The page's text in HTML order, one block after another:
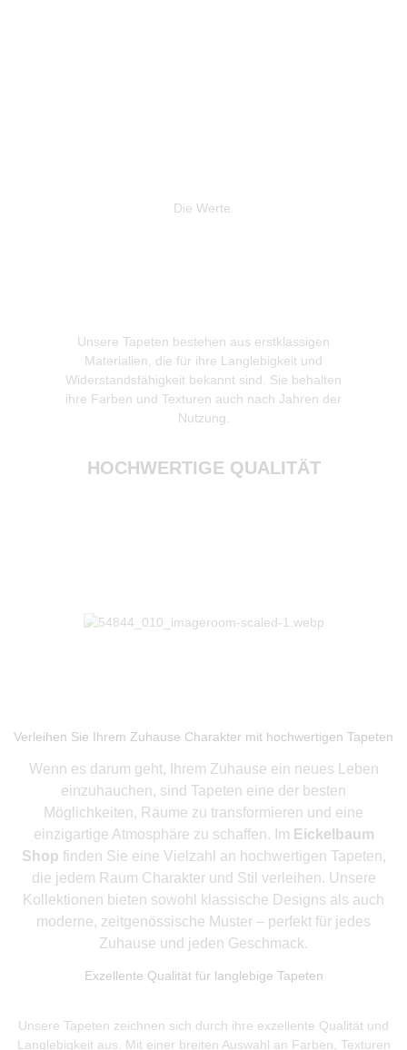
Die Werte.
Unsere Tapeten bestehen aus erstklassigen
Materialien, die für ihre Langlebigkeit und
Widerstandsfähigkeit bekannt sind. Sie behalten
ihre Farben und Texturen auch nach Jahren der
Nutzung.
HOCHWERTIGE QUALITÄT
Verleihen Sie Ihrem Zuhause Charakter mit hochwertigen Tapeten
Wenn es darum geht, Ihrem Zuhause ein neues Leben
einzuhauchen, sind Tapeten eine der besten
Möglichkeiten, Räume zu transformieren und eine
einzigartige Atmosphäre zu schaffen. Im Eickelbaum
Shop finden Sie eine Vielzahl an hochwertigen Tapeten,
die jedem Raum Charakter und Stil verleihen. Unsere
Kollektionen bieten sowohl klassische Designs als auch
moderne, zeitgenössische Muster – perfekt für jedes
Zuhause und jeden Geschmack.
Exzellente Qualität für langlebige Tapeten
Unsere Tapeten zeichnen sich durch ihre exzellente Qualität und
Langlebigkeit aus. Mit einer breiten Auswahl an Farben, Texturen